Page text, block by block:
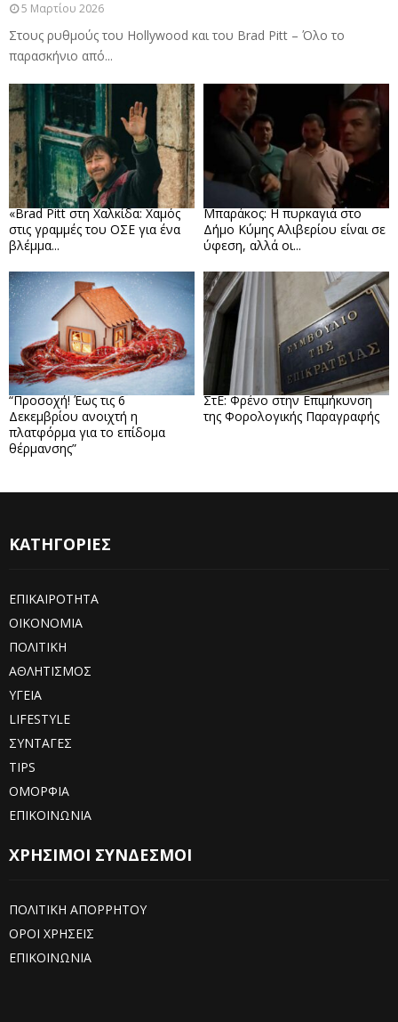
5 Μαρτίου 2026
Στους ρυθμούς του Hollywood και του Brad Pitt – Όλο το
παρασκήνιο από...
«Brad Pitt στη Χαλκίδα: Χαμός
στις γραμμές του ΟΣΕ για ένα
βλέμμα...
Μπαράκος: Η πυρκαγιά στο
Δήμο Κύμης Αλιβερίου είναι σε
ύφεση, αλλά οι...
“Προσοχή! Έως τις 6
Δεκεμβρίου ανοιχτή η
πλατφόρμα για το επίδομα
θέρμανσης”
ΣτΕ: Φρένο στην Επιμήκυνση
της Φορολογικής Παραγραφής
ΚΑΤΗΓΟΡΙΕΣ
ΕΠΙΚΑΙΡΟΤΗΤΑ
ΟΙΚΟΝΟΜΙΑ
ΠΟΛΙΤΙΚΗ
ΑΘΛΗΤΙΣΜΟΣ
ΥΓΕΙΑ
LIFESTYLE
ΣΥΝΤΑΓΕΣ
TIPS
ΟΜΟΡΦΙΑ
ΕΠΙΚΟΙΝΩΝΙΑ
ΧΡΗΣΙΜΟΙ ΣΥΝΔΕΣΜΟΙ
ΠΟΛΙΤΙΚΗ ΑΠΟΡΡΗΤΟΥ
ΟΡΟΙ ΧΡΗΣΕΙΣ
ΕΠΙΚΟΙΝΩΝΙΑ